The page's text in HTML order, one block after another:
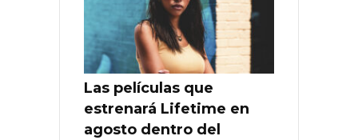
Las películas que
estrenará Lifetime en
agosto dentro del